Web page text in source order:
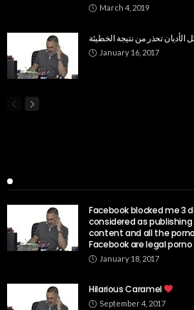
March 4, 2019
الأديان تحذر من نتيجة الخطيئة
January 16, 2017
Facebook blocked me 3
considered as
content and all the
Facebook are legal
January 18, 2017
Hilarious Caramel
September 4, 2017